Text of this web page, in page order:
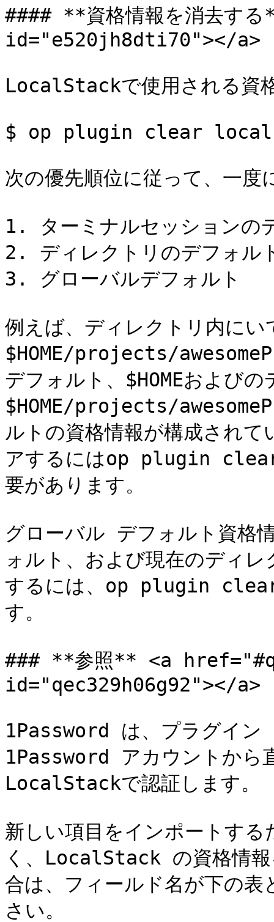
#### **資格情報を消去
id="e520jh8dti70"></a>
LocalStackで使用される資
$ op plugin clear
次の優先順位に従って、一
1. ターミナルセッションの
2. ディレクトリのデフォル
3. グローバルデフォルト
例えば、ディレクトリ内にい
$HOME/projects/
デフォルト、$HOMEおよび
$HOME/projects/
ルトの資格情報が構成され
アするにはop plugin
要があります。
グローバル デフォルト資格
ォルト、および現在のディ
するには、op plugin
す。
### **参照** <a
id="qec329h06g92"></a>
1Password は、プラグイン
1Password アカウントから
LocalStackで認証します。
新しい項目をインポートす
く、LocalStack の資格情
合は、フィールド名が下の
さい。